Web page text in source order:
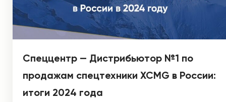
Спеццентр — Дистрибьютор №1 по
продажам спецтехники XCMG в России:
итоги 2024 года